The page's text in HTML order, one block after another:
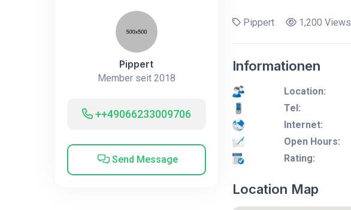
Pippert
Member seit 2018
++49066233009706
Send Message
Pippert 1,200 Views
Informationen
Location:
Tel:
Internet:
Open Hours:
Rating:
Location Map